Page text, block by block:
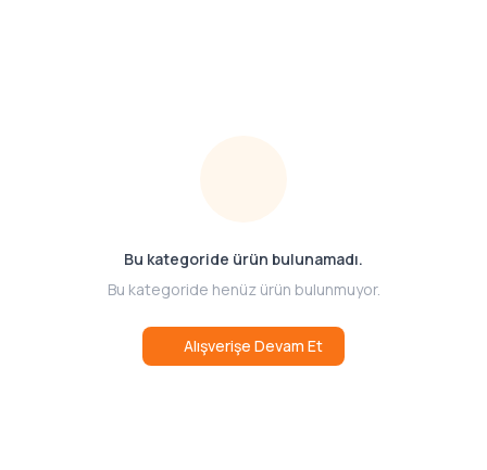
Bu kategoride ürün bulunamadı.
Bu kategoride henüz ürün bulunmuyor.
Alışverişe Devam Et